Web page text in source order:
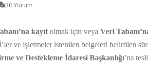
30 Yorum
kayıt olmak için veya Veri
ve işletmeler istenilen belgeleri belirtilen
ve Destekleme İdaresi Başkanlığı’na